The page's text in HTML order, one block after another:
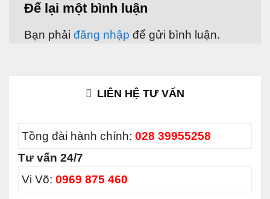
Để lại một bình luận
Bạn phải đăng nhập để gửi bình luận.
LIÊN HỆ TƯ VẤN
Tồng đài hành chính: 028 39955258
Tư vấn 24/7
Vi Võ: 0969 875 460